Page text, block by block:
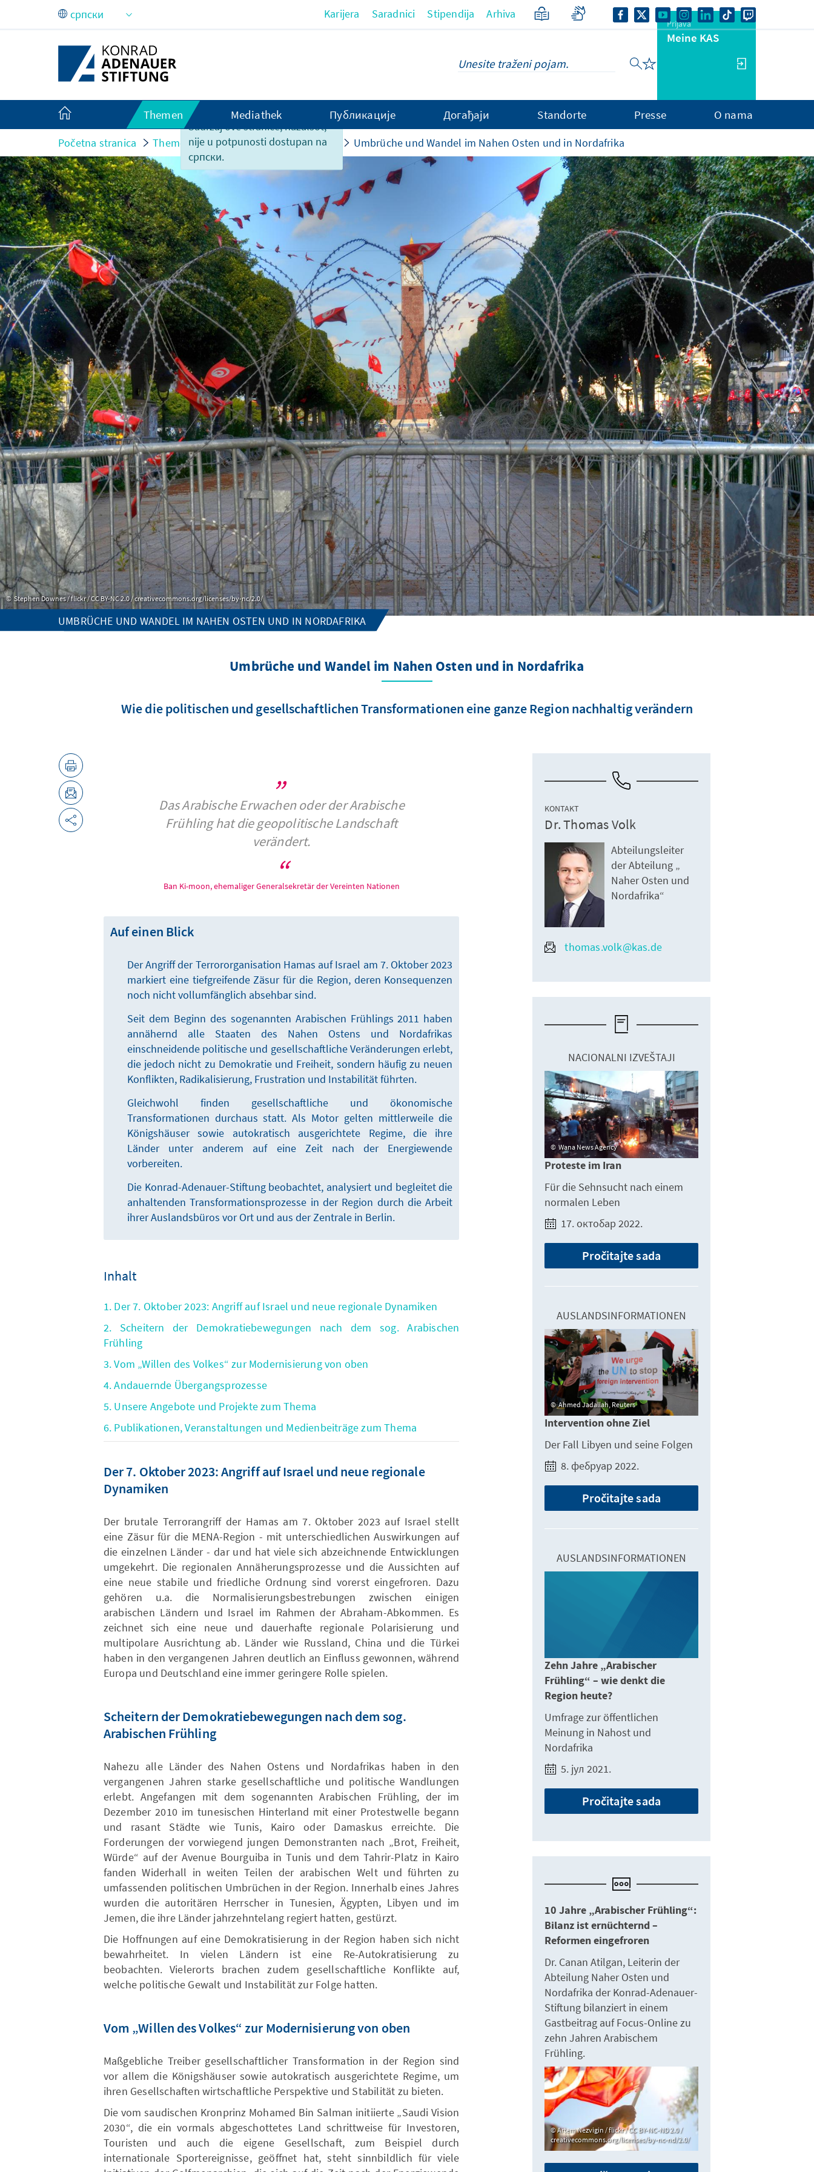
Skip to Main Content
Sadržaj ove stranice, nažalsot,
nije u potpunosti dostupan na
српски.
Karijera Saradnici Stipendija Arhiva
Prijava
Meine KAS
Themen Mediathek Публикације Догађаји Standorte Presse O nama
Početna stranica Themen Europa und Internationales Umbrüche und Wandel im Nahen Osten und in Nordafrika
Stephen Downes / flickr / CC BY-NC 2.0 / creativecommons.org/licenses/by-nc/2.0/
UMBRÜCHE UND WANDEL IM NAHEN OSTEN UND IN NORDAFRIKA
Umbrüche und Wandel im Nahen Osten und in Nordafrika
Wie die politischen und gesellschaftlichen Transformationen eine ganze Region nachhaltig verändern
Das Arabische Erwachen oder der Arabische
Frühling hat die geopolitische Landschaft
verändert.
Ban Ki-moon, ehemaliger Generalsekretär der Vereinten Nationen
Auf einen Blick
Der Angriff der Terrororganisation Hamas auf Israel am 7. Oktober 2023
markiert eine tiefgreifende Zäsur für die Region, deren Konsequenzen
noch nicht vollumfänglich absehbar sind.
Seit dem Beginn des sogenannten Arabischen Frühlings 2011 haben
annähernd alle Staaten des Nahen Ostens und Nordafrikas
einschneidende politische und gesellschaftliche Veränderungen erlebt,
die jedoch nicht zu Demokratie und Freiheit, sondern häufig zu neuen
Konflikten, Radikalisierung, Frustration und Instabilität führten.
Gleichwohl finden gesellschaftliche und ökonomische
Transformationen durchaus statt. Als Motor gelten mittlerweile die
Königshäuser sowie autokratisch ausgerichtete Regime, die ihre
Länder unter anderem auf eine Zeit nach der Energiewende
vorbereiten.
Die Konrad-Adenauer-Stiftung beobachtet, analysiert und begleitet die
anhaltenden Transformationsprozesse in der Region durch die Arbeit
ihrer Auslandsbüros vor Ort und aus der Zentrale in Berlin.
Inhalt
1. Der 7. Oktober 2023: Angriff auf Israel und neue regionale Dynamiken
2. Scheitern der Demokratiebewegungen nach dem sog. Arabischen
Frühling
3. Vom „Willen des Volkes“ zur Modernisierung von oben
4. Andauernde Übergangsprozesse
5. Unsere Angebote und Projekte zum Thema
6. Publikationen, Veranstaltungen und Medienbeiträge zum Thema
Der 7. Oktober 2023: Angriff auf Israel und neue regionale
Dynamiken
Der brutale Terrorangriff der Hamas am 7. Oktober 2023 auf Israel stellt
eine Zäsur für die MENA-Region - mit unterschiedlichen Auswirkungen auf
die einzelnen Länder - dar und hat viele sich abzeichnende Entwicklungen
umgekehrt. Die regionalen Annäherungsprozesse und die Aussichten auf
eine neue stabile und friedliche Ordnung sind vorerst eingefroren. Dazu
gehören u.a. die Normalisierungsbestrebungen zwischen einigen
arabischen Ländern und Israel im Rahmen der Abraham-Abkommen. Es
zeichnet sich eine neue und dauerhafte regionale Polarisierung und
multipolare Ausrichtung ab. Länder wie Russland, China und die Türkei
haben in den vergangenen Jahren deutlich an Einfluss gewonnen, während
Europa und Deutschland eine immer geringere Rolle spielen.
Scheitern der Demokratiebewegungen nach dem sog.
Arabischen Frühling
Nahezu alle Länder des Nahen Ostens und Nordafrikas haben in den
vergangenen Jahren starke gesellschaftliche und politische Wandlungen
erlebt. Angefangen mit dem sogenannten Arabischen Frühling, der im
Dezember 2010 im tunesischen Hinterland mit einer Protestwelle begann
und rasant Städte wie Tunis, Kairo oder Damaskus erreichte. Die
Forderungen der vorwiegend jungen Demonstranten nach „Brot, Freiheit,
Würde“ auf der Avenue Bourguiba in Tunis und dem Tahrir-Platz in Kairo
fanden Widerhall in weiten Teilen der arabischen Welt und führten zu
umfassenden politischen Umbrüchen in der Region. Innerhalb eines Jahres
wurden die autoritären Herrscher in Tunesien, Ägypten, Libyen und im
Jemen, die ihre Länder jahrzehntelang regiert hatten, gestürzt.
Die Hoffnungen auf eine Demokratisierung in der Region haben sich nicht
bewahrheitet. In vielen Ländern ist eine Re-Autokratisierung zu
beobachten. Vielerorts brachen zudem gesellschaftliche Konflikte auf,
welche politische Gewalt und Instabilität zur Folge hatten.
Vom „Willen des Volkes“ zur Modernisierung von oben
Maßgebliche Treiber gesellschaftlicher Transformation in der Region sind
vor allem die Königshäuser sowie autokratisch ausgerichtete Regime, um
ihren Gesellschaften wirtschaftliche Perspektive und Stabilität zu bieten.
Die vom saudischen Kronprinz Mohamed Bin Salman initiierte „Saudi Vision
2030“, die ein vormals abgeschottetes Land schrittweise für Investoren,
Touristen und auch die eigene Gesellschaft, zum Beispiel durch
internationale Sportereignisse, geöffnet hat, steht sinnbildlich für viele
KONTAKT
Dr. Thomas Volk
Abteilungsleiter
der Abteilung „
Naher Osten und
Nordafrika“
thomas.volk@kas.de
NACIONALNI IZVEŠTAJI
Wana News Agency
Proteste im Iran
Für die Sehnsucht nach einem
normalen Leben
17. октобар 2022.
Pročitajte sada
AUSLANDSINFORMATIONEN
Ahmed Jadallah, Reuters
Intervention ohne Ziel
Der Fall Libyen und seine Folgen
8. фебруар 2022.
Pročitajte sada
AUSLANDSINFORMATIONEN
Zehn Jahre „Arabischer
Frühling“ – wie denkt die
Region heute?
Umfrage zur öffentlichen
Meinung in Nahost und
Nordafrika
5. јул 2021.
Pročitajte sada
10 Jahre „Arabischer Frühling“:
Bilanz ist ernüchternd –
Reformen eingefroren
Dr. Canan Atilgan, Leiterin der
Abteilung Naher Osten und
Nordafrika der Konrad-Adenauer-
Stiftung bilanziert in einem
Gastbeitrag auf Focus-Online zu
zehn Jahren Arabischem
Frühling.
Artem Nezvigin / flickr / CC BY-NC-ND 2.0 /
creativecommons.org/licenses/by-nc-nd/2.0/